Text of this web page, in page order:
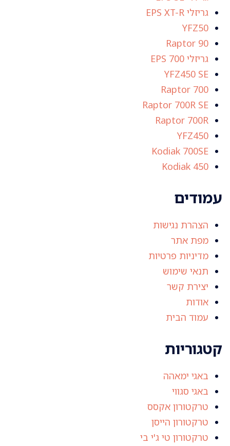
גריזלי EPS XT-R
YFZ50
Raptor 90
גריזלי 700 EPS
YFZ450 SE
Raptor 700
Raptor 700R SE
Raptor 700R
YFZ450
Kodiak 700SE
Kodiak 450
עמודים
הצהרת נגישות
מפת אתר
מדיניות פרטיות
תנאי שימוש
יצירת קשר
אודות
עמוד הבית
קטגוריות
באגי ימאהה
באגי סגווי
טרקטורון אקסס
טרקטורון הייסן
טרקטורון טי ג'י בי